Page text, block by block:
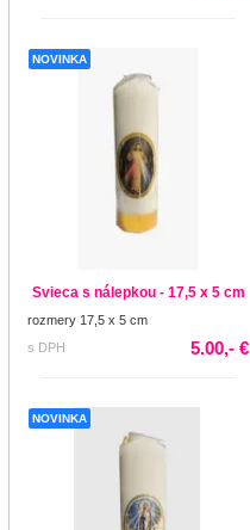
NOVINKA
Svieca s nálepkou - 17,5 x 5 cm
rozmery 17,5 x 5 cm
s DPH
5.00,- €
NOVINKA